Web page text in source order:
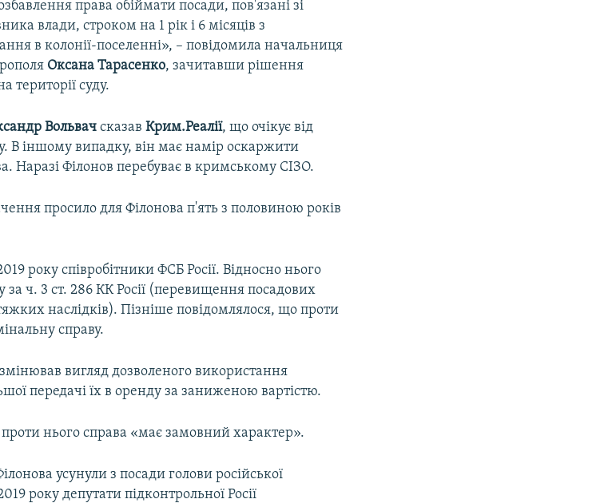
права обіймати посади, пов'язані зі
влади, строком на 1 рік і 6 місяців з
в колонії-поселенні», – повідомила начальниця
Оксана Тарасенко, зачитавши рішення
території суду.
Вольвач сказавКрим.Реалії, що очікує від
В іншому випадку, він має намір оскаржити
Наразі Філонов перебуває в кримському СІЗО.
просило для Філонова п'ять з половиною років
року співробітники ФСБ Росії. Відносно нього
ч. 3 ст. 286 КК Росії (перевищення посадових
наслідків). Пізніше повідомлялося, що проти
справу.
вигляд дозволеного використання
передачі їх в оренду за заниженою вартістю.
нього справа «має замовний характер».
усунули з посади голови російської
року депутати підконтрольної Росії